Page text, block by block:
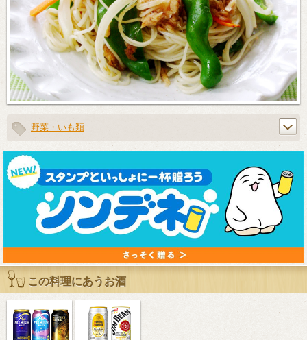
野菜・いも類
この料理にあうお酒